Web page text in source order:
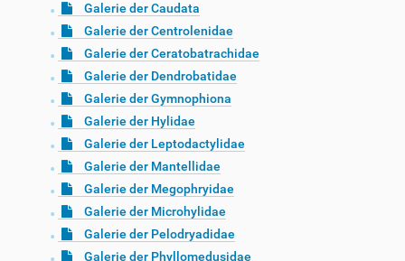
Galerie der Caudata
Galerie der Centrolenidae
Galerie der Ceratobatrachidae
Galerie der Dendrobatidae
Galerie der Gymnophiona
Galerie der Hylidae
Galerie der Leptodactylidae
Galerie der Mantellidae
Galerie der Megophryidae
Galerie der Microhylidae
Galerie der Pelodryadidae
Galerie der Phyllomedusidae